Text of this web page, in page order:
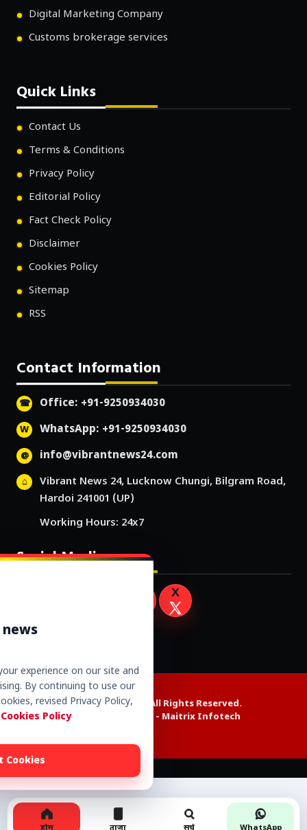
Digital Marketing Company
Customs brokerage services
Quick Links
Contact Us
Terms & Conditions
Privacy Policy
Editorial Policy
Fact Check Policy
Disclaimer
Cookies Policy
Sitemap
RSS
Contact Information
Office: +91-9250934030
WhatsApp: +91-9250934030
info@vibrantnews24.com
Vibrant News 24, Lucknow Chungi, Bilgram Road,
Hardoi 241001 (UP)
Working Hours: 24x7
Social Media
Copyright © 2026. All Rights Reserved.
Website Design by - Maitrix Infotech
होम ताजा सर्च WhatsApp
experience on our site and
By continuing to use our
revised Privacy Policy,
Policy
Cookies
Alexa web rank